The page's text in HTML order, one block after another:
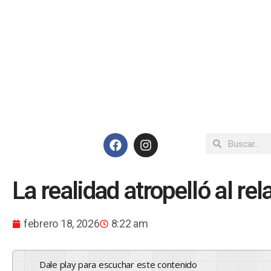
La realidad atropelló al
febrero 18, 2026 8:22 am
Dale play para escuchar este contenido